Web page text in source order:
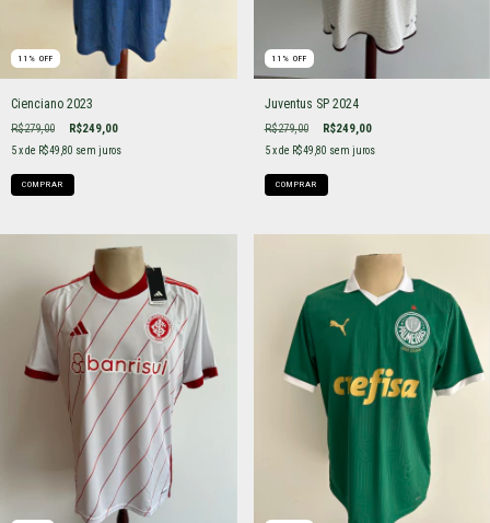
11 % OFF
Cienciano 2023
R$279,00 R$249,00
5x de R$49,80 sem juros
COMPRAR
11 % OFF
Juventus SP 2024
R$279,00 R$249,00
5 x de R$49,80 sem juros
COMPRAR